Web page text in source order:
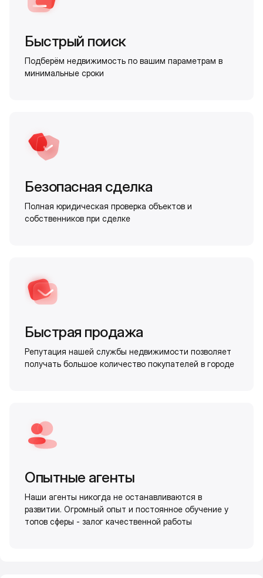
Быстрый поиск
Подберём недвижимость по вашим параметрам в
минимальные сроки
Безопасная сделка
Полная юридическая проверка объектов и
собственников при сделке
Быстрая продажа
Репутация нашей службы недвижимости позволяет
получать большое количество покупателей в городе
Опытные агенты
Наши агенты никогда не останавливаются в
развитии. Огромный опыт и постоянное обучение у
топов сферы - залог качественной работы